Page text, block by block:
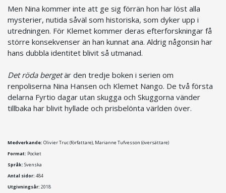
Men Nina kommer inte att ge sig förrän hon har löst alla
mysterier, nutida såväl som historiska, som dyker upp i
utredningen. För Klemet kommer deras efterforskningar få
större konsekvenser än han kunnat ana. Aldrig någonsin har
hans dubbla identitet blivit så utmanad.
Det röda bergetär den tredje boken i serien om
renpoliserna Nina Hansen och Klemet Nango. De två första
delarna Fyrtio dagar utan skugga och Skuggorna vänder
tillbaka har blivit hyllade och prisbelönta världen över.
Medverkande: Olivier Truc (författare), Marianne Tufvesson (översättare)
Format: Pocket
Språk: Svenska
Antal sidor: 484
Utgivningsår: 2018